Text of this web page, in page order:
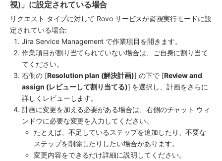
視)」に設定されている場合
リクエスト タイプに対して Rovo サービスが監視実行モードに設
定されている場合:
Jira Service Management で作業項目を開きます。
作業項目が割り当てられていない場合は、ご自身に割り当て
てください。
右側の [Resolution plan (解決計画)] の下で [Review and
assign (レビューして割り当てる)] を選択し、計画をさらに
詳しくレビューします。
計画に変更を加える必要がある場合は、右側のチャット ウィ
ンドウに必要な変更を入力してください。
たとえば、不足しているステップを追加したり、不要な
ステップを削除したりしたい場合があります。
変更内容をできるだけ詳細に説明してください。